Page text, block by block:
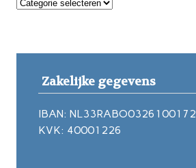
Zakelijke gegevens
IBAN: NL33RABO0326100172
KVK: 40001226